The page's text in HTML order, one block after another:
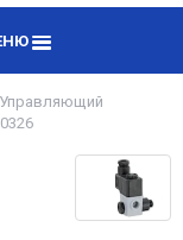
Управляющий